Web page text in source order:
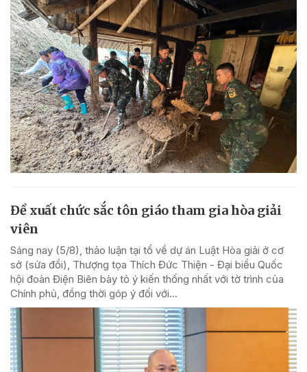
Đề xuất chức sắc tôn giáo tham gia hòa giải
viên
Sáng nay (5/8), thảo luận tại tổ về dự án Luật Hòa giải ở cơ
sở (sửa đổi), Thượng tọa Thích Đức Thiện - Đại biểu Quốc
hội đoàn Điện Biên bày tỏ ý kiến thống nhất với tờ trình của
Chính phủ, đồng thời góp ý đối với...